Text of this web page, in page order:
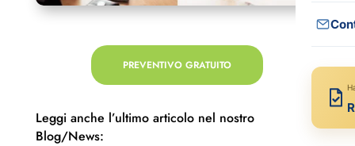
PREVENTIVO GRATUITO
Leggi anche l’ultimo articolo nel nostro
Blog/News: